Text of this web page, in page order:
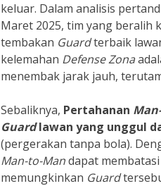
keluar. Dalam analisis
Maret 2025, tim yang beralih
tembakan Guardterbaik
kelemahan Defense Zona
menembak jarak jauh,
Sebaliknya, Pertahanan
Guardlawan yang unggul
(pergerakan tanpa bola).
Man-to-Mandapat
memungkinkan Guard